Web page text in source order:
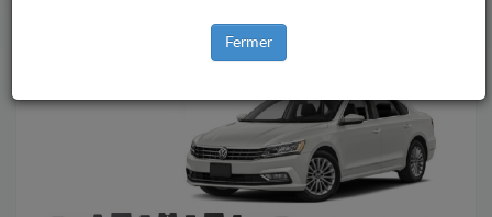
Fermer